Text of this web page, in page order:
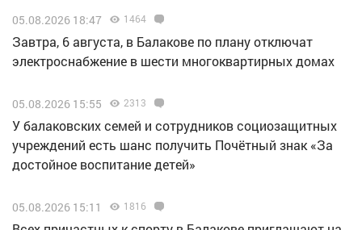
05.08.2026 18:47 1464
Завтра, 6 августа, в Балакове по плану отключат
электроснабжение в шести многоквартирных домах
05.08.2026 15:55 2313
У балаковских семей и сотрудников социозащитных
учреждений есть шанс получить Почётный знак «За
достойное воспитание детей»
05.08.2026 15:11 1816